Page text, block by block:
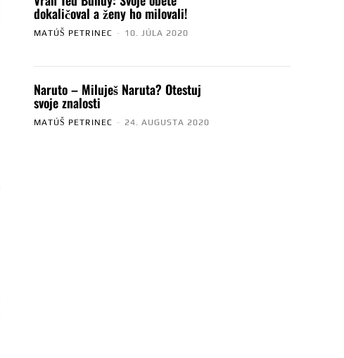
dokaličoval a ženy ho milovali!
MATÚŠ PETRINEC - 10. JÚLA 2020
Naruto – Miluješ Naruta? Otestuj
svoje znalosti
MATÚŠ PETRINEC - 24. AUGUSTA 2020